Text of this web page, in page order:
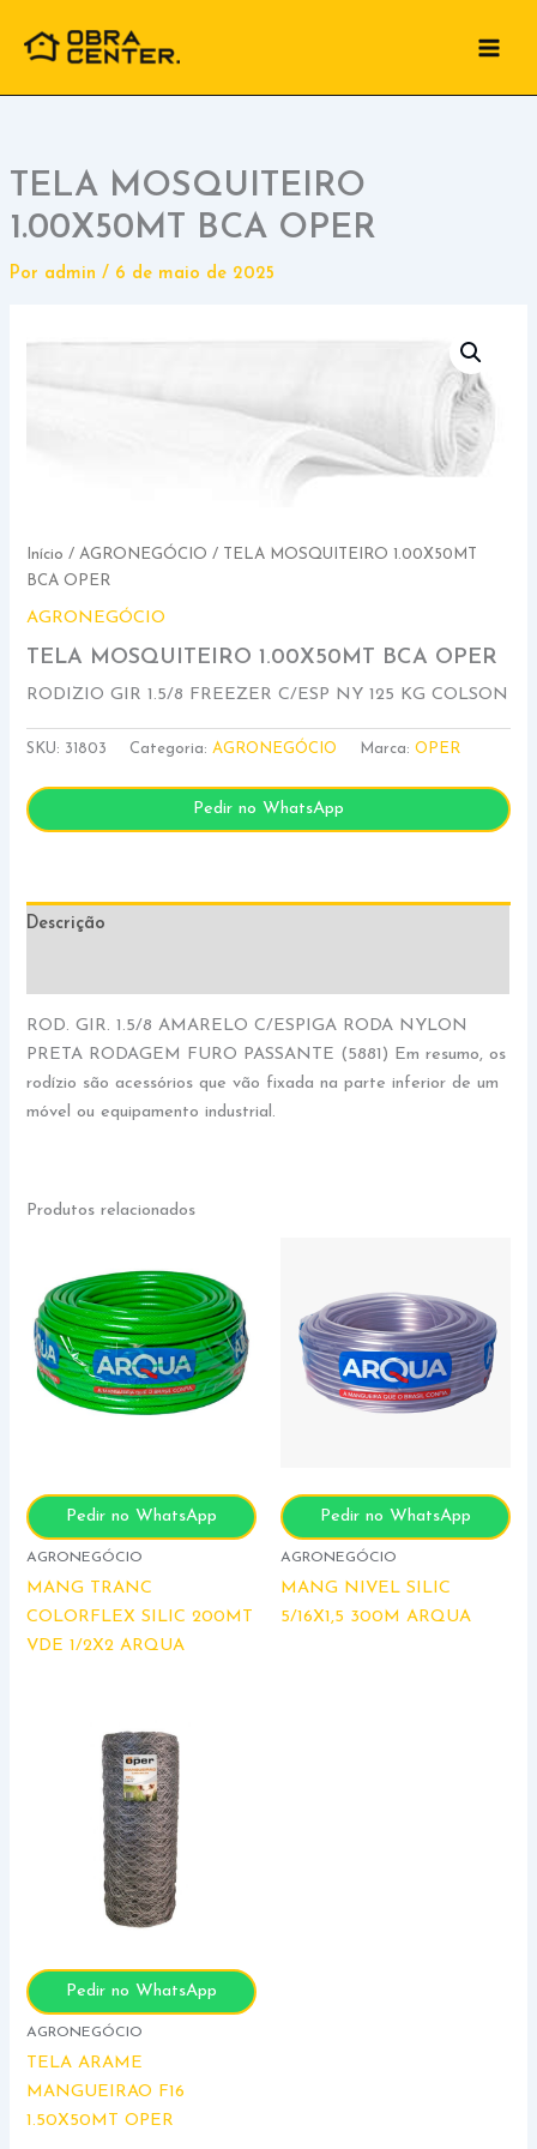
para
conteúdo
TELA MOSQUITEIRO
1.00X50MT BCA OPER
Por admin / 6 de maio de 2025
Início /AGRONEGÓCIO / TELA MOSQUITEIRO 1.00X50MT
BCA OPER
AGRONEGÓCIO
TELA MOSQUITEIRO 1.00X50MT BCA OPER
RODIZIO GIR 1.5/8 FREEZER C/ESP NY 125 KG COLSON
SKU: 31803 Categoria:AGRONEGÓCIO Marca:OPER
Pedir no WhatsApp
Descrição
ROD. GIR. 1.5/8 AMARELO C/ESPIGA RODA NYLON
PRETA RODAGEM FURO PASSANTE (5881) Em resumo, os
rodízio são acessórios que vão fixada na parte inferior de um
móvel ou equipamento industrial.
Produtos relacionados
Pedir no WhatsApp
AGRONEGÓCIO
MANG TRANC
COLORFLEX SILIC 200MT
VDE 1/2X2 ARQUA
Pedir no WhatsApp
AGRONEGÓCIO
MANG NIVEL SILIC
5/16X1,5 300M ARQUA
Pedir no WhatsApp
AGRONEGÓCIO
TELA ARAME
MANGUEIRAO F16
1.50X50MT OPER